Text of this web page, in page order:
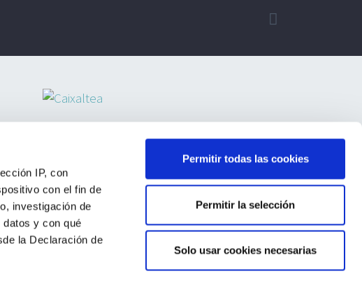
IP, con
con el fin de
investigación de
y con qué
la Declaración de
Permitir todas las cookies
Permitir la selección
Solo usar cookies necesarias